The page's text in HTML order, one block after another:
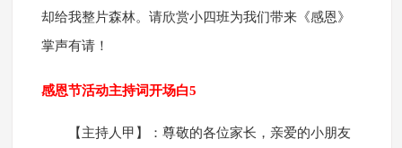
却给我整片森林。请欣赏小四班为我们带来《感恩》
掌声有请！
感恩节活动主持词开场白5
【主持人甲】：尊敬的各位家长，亲爱的小朋友